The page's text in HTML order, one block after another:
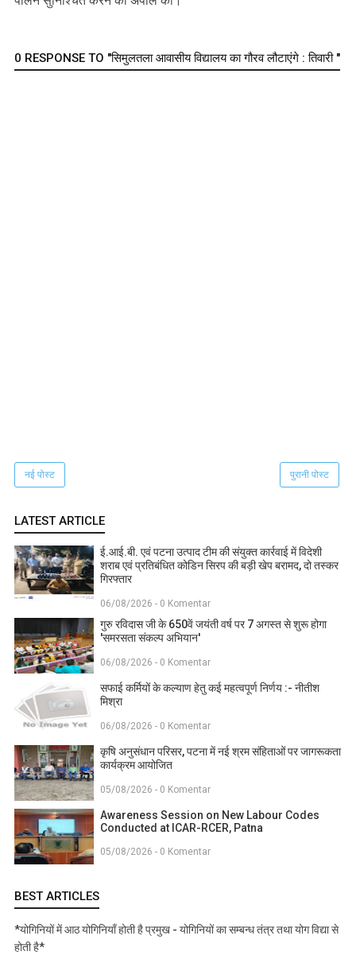
0 RESPONSE TO "सिमुलतला आवासीय विद्यालय का गौरव लौटाएंगे : तिवारी "
नई पोस्ट पुरानी पोस्ट
LATEST ARTICLE
ई.आई.बी. एवं पटना उत्पाद टीम की संयुक्त कार्रवाई में विदेशी
शराब एवं प्रतिबंधित कोडिन सिरप की बड़ी खेप बरामद, दो तस्कर
गिरफ्तार
06/08/2026 - 0 Komentar
गुरु रविदास जी के 650वें जयंती वर्ष पर 7 अगस्त से शुरू होगा
'समरसता संकल्प अभियान'
06/08/2026 - 0 Komentar
सफाई कर्मियों के कल्याण हेतु कई महत्वपूर्ण निर्णय :- नीतीश
मिश्रा
06/08/2026 - 0 Komentar
कृषि अनुसंधान परिसर, पटना में नई श्रम संहिताओं पर जागरूकता
कार्यक्रम आयोजित
05/08/2026 - 0 Komentar
Awareness Session on New Labour Codes
Conducted at ICAR-RCER, Patna
05/08/2026 - 0 Komentar
BEST ARTICLES
*योगिनियों में आठ योगिनियाँ होती है प्रमुख - योगिनियों का सम्बन्ध तंत्र तथा योग विद्या से
होती है*